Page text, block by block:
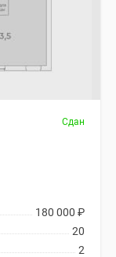
Сдан
180 000 ₽
20
2